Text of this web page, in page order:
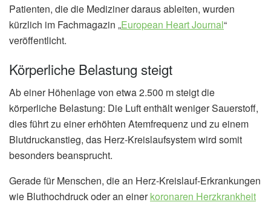
Patienten, die die Mediziner daraus ableiten, wurden
kürzlich im Fachmagazin „European Heart Journal“
veröffentlicht.
Körperliche Belastung steigt
Ab einer Höhenlage von etwa 2.500 m steigt die
körperliche Belastung: Die Luft enthält weniger Sauerstoff,
dies führt zu einer erhöhten Atemfrequenz und zu einem
Blutdruckanstieg, das Herz-Kreislaufsystem wird somit
besonders beansprucht.
Gerade für Menschen, die an Herz-Kreislauf-Erkrankungen
wie Bluthochdruck oder an einerkoronaren Herzkrankheit